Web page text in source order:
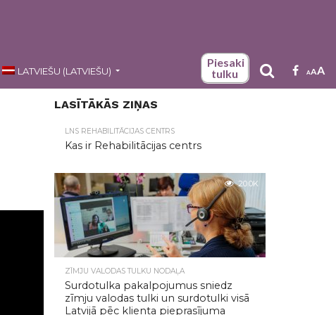
LATVIEŠU (LATVIEŠU)
Piesaki
tulku
AAA
LASĪTĀKĀS ZIŅAS
LNS REHABILITĀCIJAS CENTRS
Kas ir Rehabilitācijas centrs
20.0K
ZĪMJU VALODAS TULKU NODAĻA
Surdotulka pakalpojumus sniedz
zīmju valodas tulki un surdotulki visā
Latvijā pēc klienta pieprasījuma